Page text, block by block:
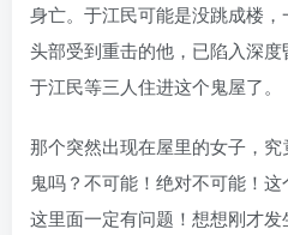
身亡。于江民可能是没跳成楼，
头部受到重击的他，已陷入深
于江民等三人住进这个鬼屋了。
那个突然出现在屋里的女子，
鬼吗？不可能！绝对不可能！
这里面一定有问题！想想刚才